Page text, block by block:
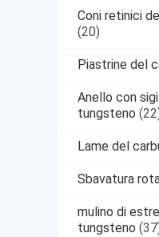
Coni retinici
(20)
Piastrine del
Anello con
tungsteno
Lame del
Sbavatura
mulino di
tungsteno